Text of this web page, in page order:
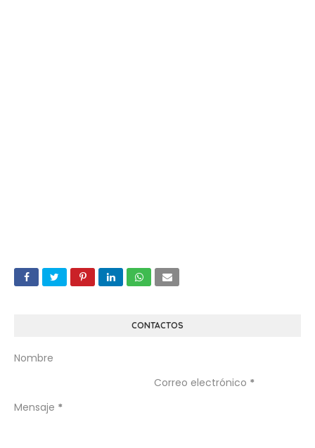
CONTACTOS
Nombre
Correo electrónico *
Mensaje *